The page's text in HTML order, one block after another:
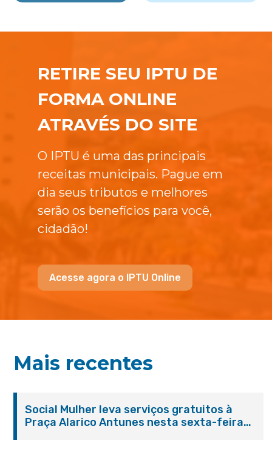
RETIRE SEU IPTU DE
FORMA ONLINE
ATRAVÉS DO SITE
O IPTU é uma das principais
receitas municipais. Pague em
dia seus tributos e melhores
serão os benefícios para você,
cidadão!
Acesse agora o IPTU Online
Mais recentes
Social Mulher leva serviços gratuitos à
Praça Alarico Antunes nesta sexta-feira